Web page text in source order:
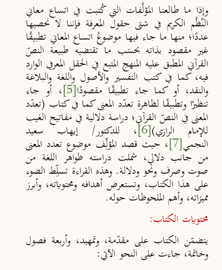
وإذا ما طالعنا المؤلَّفات التي كُتبت في اتساع معاني
النَّظْم الكريم في شتى حقول المعرفة فإننا لا نحصيها
عددًا؛ منها ما جاء فيها موضوعُ اتساع المعاني تطبيقًا
غير مقصود بذاته بحسَب ما تقتضيه طبيعة النصّ
القرآني المطبق عليه المنهج المتبع في الحقل المعرفي الوارد
فيه، كما في كتب التفسير والأصول واللغة والبلاغة
والنقد، أو كما جاء تطبيقًا مقصودًا[5] ، أو جاء
تنظيرًا وتطبيقًا لظاهرة تعدّد المعنى كما في كتاب (تعدّد
المعنى في النصّ القرآني؛ دراسة دلالية في مفاتيح الغيب
للإمام الرازي)[6] ، للدكتور/ إيهاب سعيد
النجمي[7] ، حيث قصد المؤلِّف موضوع تعدد المعنى
من جانب دلالي، شملت دراسته ظواهر اللغة من
صوت وصرف ونحو ودلالة. وهذه القراءة تسلِّط الضوء
على هذا الكتاب، وتستعرض أهدافه ومحتوياته، وأبرز
مميزاته، وأهم الملحوظات حوله.
محتويات الكتاب:
يتضمّن الكتاب على مقدّمة، وتمهيد، وأربعة فصول
وخاتمة، جاءت على النحو الآتي: